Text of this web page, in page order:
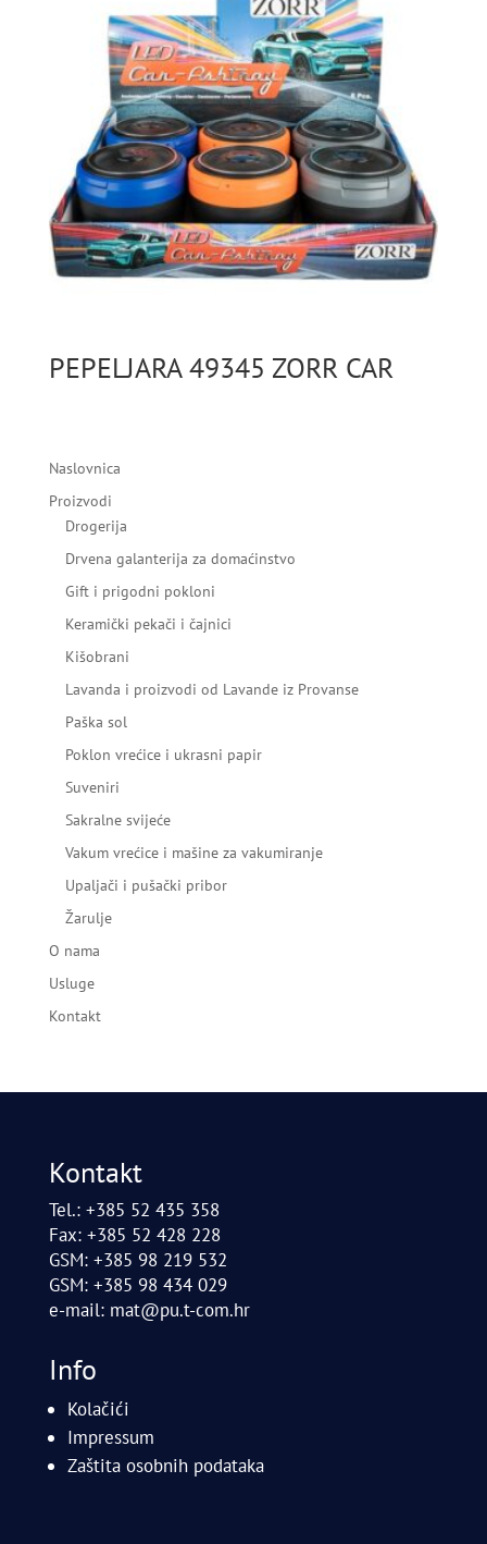
PEPELJARA 49345 ZORR CAR
Naslovnica
Proizvodi
Drogerija
Drvena galanterija za domaćinstvo
Gift i prigodni pokloni
Keramički pekači i čajnici
Kišobrani
Lavanda i proizvodi od Lavande iz Provanse
Paška sol
Poklon vrećice i ukrasni papir
Suveniri
Sakralne svijeće
Vakum vrećice i mašine za vakumiranje
Upaljači i pušački pribor
Žarulje
O nama
Usluge
Kontakt
Kontakt
Tel.: +385 52 435 358
Fax: +385 52 428 228
GSM: +385 98 219 532
GSM: +385 98 434 029
e-mail: mat@pu.t-com.hr
Info
Kolačići
Impressum
Zaštita osobnih podataka